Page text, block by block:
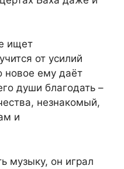
ищет
от усилий
новое ему даёт
души благодать –
незнакомый,
и
музыку, он играл